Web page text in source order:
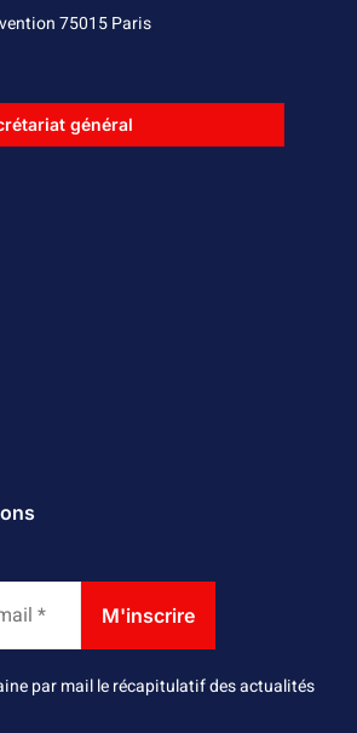
75015 Paris
général
par mail le récapitulatif des actualités